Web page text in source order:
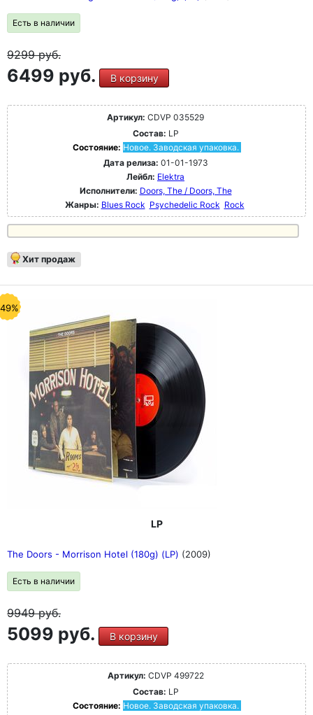
Есть в наличии
9299руб.
6499 руб. В корзину
Артикул: CDVP 035529
Состав: LP
Состояние: Новое. Заводская упаковка.
Дата релиза: 01-01-1973
Лейбл: Elektra
Исполнители: Doors, The / Doors, The
Жанры: Blues Rock Psychedelic Rock Rock
Хит продаж
LP
The Doors - Morrison Hotel (180g) (LP) (2009)
Есть в наличии
9949руб.
5099 руб. В корзину
Артикул: CDVP 499722
Состав: LP
Состояние: Новое. Заводская упаковка.